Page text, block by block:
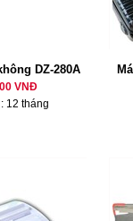
DZ-280A
VNĐ
12 tháng